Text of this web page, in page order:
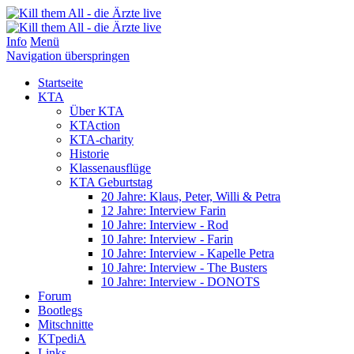
Info Menü
Navigation überspringen
Startseite
KTA
Über KTA
KTAction
KTA-charity
Historie
Klassenausflüge
KTA Geburtstag
20 Jahre: Klaus, Peter, Willi & Petra
12 Jahre: Interview Farin
10 Jahre: Interview - Rod
10 Jahre: Interview - Farin
10 Jahre: Interview - Kapelle Petra
10 Jahre: Interview - The Busters
10 Jahre: Interview - DONOTS
Forum
Bootlegs
Mitschnitte
KTpediA